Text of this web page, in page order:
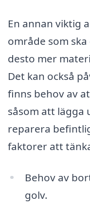
En annan viktig
område som
desto mer
Det kan också
finns behov av
såsom att
reparera
faktorer att
Behov av
golv.